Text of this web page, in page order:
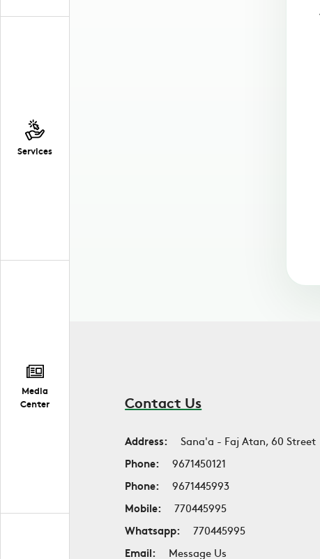
Services
Media
Center
Contact Us
Address:
Sana'a - Faj Atan, 60 Street
Phone:
9671450121
Phone:
9671445993
Mobile:
770445995
Whatsapp:
770445995
Email:
Message Us